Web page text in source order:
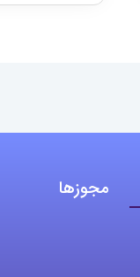
مجوزها